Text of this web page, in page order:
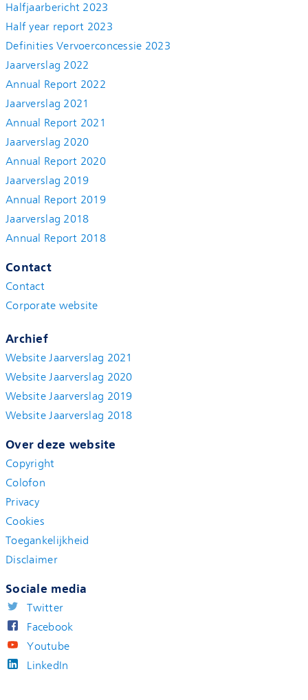
Halfjaarbericht 2023
Half year report 2023
Definities Vervoerconcessie 2023
Jaarverslag 2022
Annual Report 2022
Jaarverslag 2021
Annual Report 2021
Jaarverslag 2020
Annual Report 2020
Jaarverslag 2019
Annual Report 2019
Jaarverslag 2018
Annual Report 2018
Contact
Contact
Corporate website
Archief
Website Jaarverslag 2021
Website Jaarverslag 2020
Website Jaarverslag 2019
Website Jaarverslag 2018
Over deze website
Copyright
Colofon
Privacy
Cookies
Toegankelijkheid
Disclaimer
Sociale media
Twitter
Facebook
Youtube
LinkedIn